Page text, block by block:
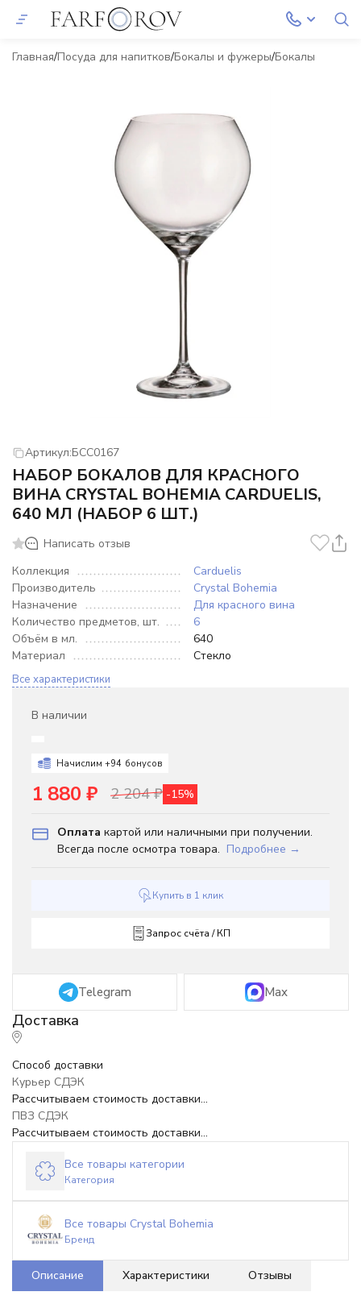
Главная Посуда для напитков Бокалы и фужеры Бокалы
Артикул:БСС0167
НАБОР БОКАЛОВ ДЛЯ КРАСНОГО
ВИНА CRYSTAL BOHEMIA CARDUELIS,
640 МЛ (НАБОР 6 ШТ.)
Написать отзыв
Коллекция
Carduelis
Производитель
Crystal Bohemia
Назначение
Для красного вина
Количество предметов, шт.
6
Объём в мл.
640
Материал
Стекло
Все характеристики
В наличии
Начислим +94 бонусов
1 880 ₽ 2 204₽ -15%
Оплата картой или наличными при получении.
Всегда после осмотра товара. Подробнее →
Купить в 1 клик
Запрос счёта / КП
Telegram Max
Способ доставки
Курьер СДЭК
Рассчитываем стоимость доставки...
ПВЗ СДЭК
Рассчитываем стоимость доставки...
Все товары категории
Категория
Все товары Crystal Bohemia
Бренд
Описание Характеристики Отзывы